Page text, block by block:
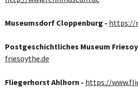
Museumsdorf Cloppenburg - https://
Postgeschichtliches Museum
friesoythe.de
Fliegerhorst Ahlhorn - https://